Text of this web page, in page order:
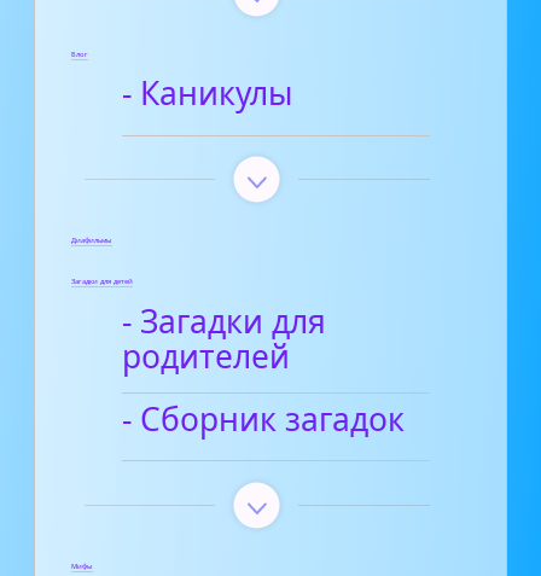
Блог
- Каникулы
Диафильмы
Загадки для детей
- Загадки для
родителей
- Сборник загадок
Мифы